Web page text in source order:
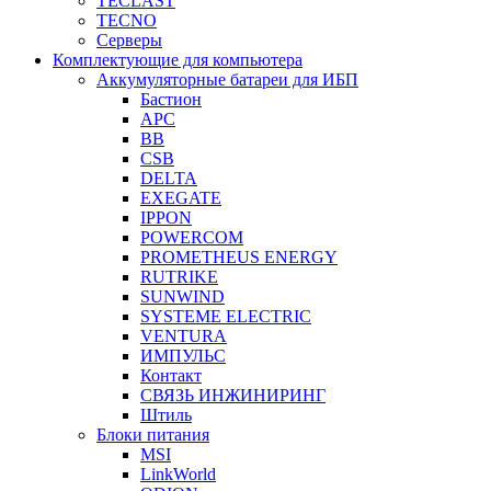
TECNO
Серверы
Комплектующие для компьютера
Аккумуляторные батареи для ИБП
Бастион
APC
BB
CSB
DELTA
EXEGATE
IPPON
POWERCOM
PROMETHEUS ENERGY
RUTRIKE
SUNWIND
SYSTEME ELECTRIC
VENTURA
ИМПУЛЬС
Контакт
СВЯЗЬ ИНЖИНИРИНГ
Штиль
Блоки питания
MSI
LinkWorld